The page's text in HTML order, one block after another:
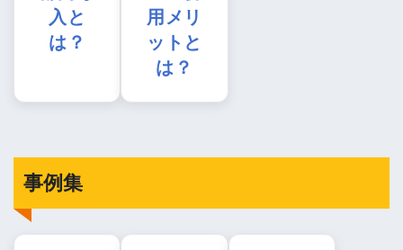
入と
は？
用メリ
ットと
は？
事例集